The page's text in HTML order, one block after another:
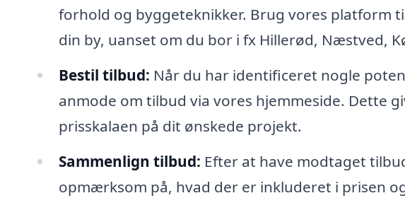
forhold og byggeteknikker. Brug vores platform
din by, uanset om du bor i fx Hillerød, Næstved,
Bestil tilbud: Når du har identificeret nogle
anmode om tilbud via vores hjemmeside. Dette
prisskalaen på dit ønskede projekt.
Sammenlign tilbud: Efter at have modtaget
opmærksom på, hvad der er inkluderet i prisen